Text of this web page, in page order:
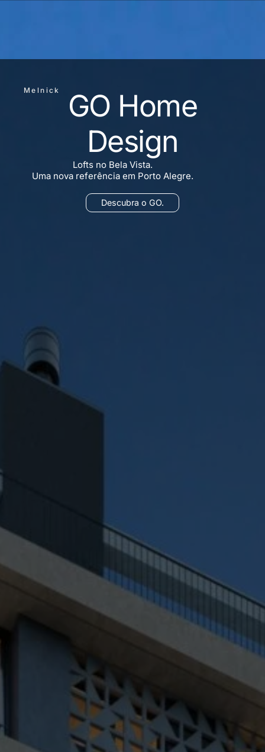
Melnick
GO Home
Design
Lofts no Bela Vista.
Uma nova referência em Porto Alegre.
Descubra o GO.